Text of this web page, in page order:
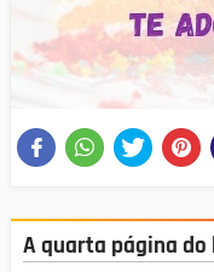
A quarta página